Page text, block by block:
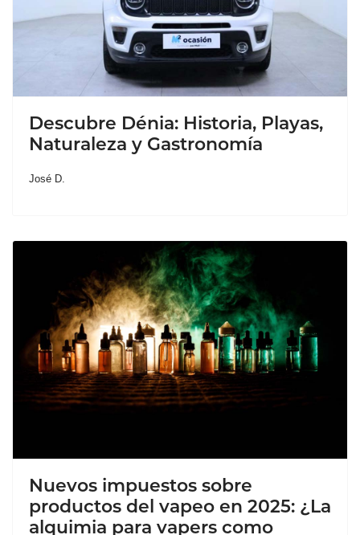
Descubre Dénia: Historia, Playas,
Naturaleza y Gastronomía
José D.
Nuevos impuestos sobre
productos del vapeo en 2025: ¿La
alquimia para vapers como